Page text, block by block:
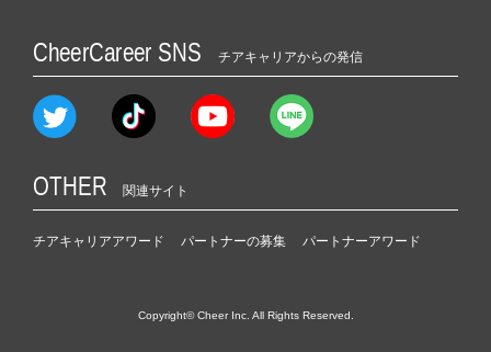
CheerCareer SNS チアキャリアからの発信
OTHER 関連サイト
チアキャリアアワード パートナーの募集 パートナーアワード
Copyright© Cheer Inc. All Rights Reserved.